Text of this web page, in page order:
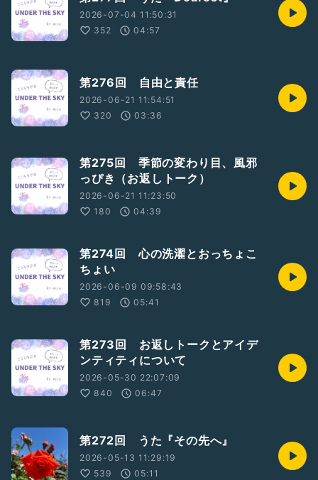
2026-07-04 11:50:31
352
04:57
第276回 自由と責任
2026-06-21 11:54:51
320
03:36
第275回 季節の変わり目、風邪
っぴき（お返しトーク）
2026-06-21 11:23:50
180
04:39
第274回 心の洗濯とおっちょこ
ちょい
2026-06-09 09:58:43
819
05:41
第273回 お返しトークとアイデ
ンティティについて
2026-05-30 22:07:09
840
06:47
第272回 うた『その先へ』
2026-05-13 11:29:19
539
05:11